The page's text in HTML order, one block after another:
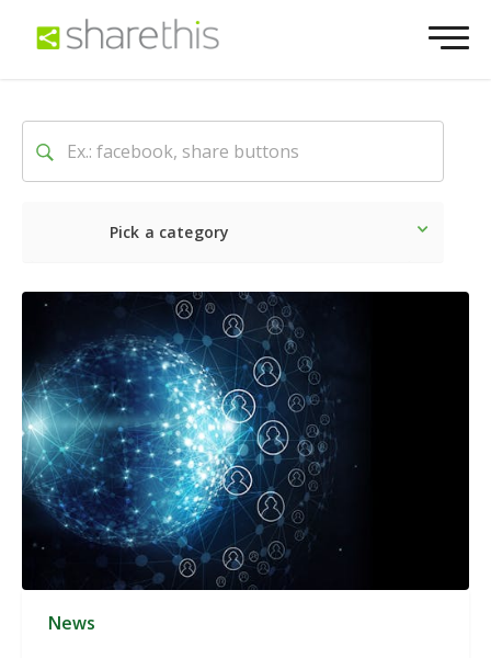
Pick a category
Latest Social
News